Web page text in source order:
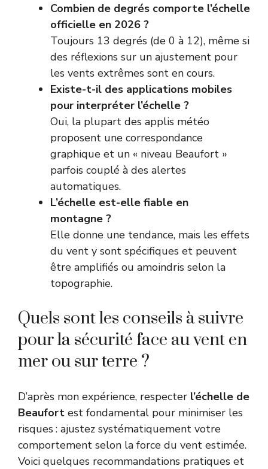
Combien de degrés comporte l’échelle
officielle en 2026 ?
Toujours 13 degrés (de 0 à 12), même si
des réflexions sur un ajustement pour
les vents extrêmes sont en cours.
Existe-t-il des applications mobiles
pour interpréter l’échelle ?
Oui, la plupart des applis météo
proposent une correspondance
graphique et un « niveau Beaufort »
parfois couplé à des alertes
automatiques.
L’échelle est-elle fiable en
montagne ?
Elle donne une tendance, mais les effets
du vent y sont spécifiques et peuvent
être amplifiés ou amoindris selon la
topographie.
Quels sont les conseils à suivre
pour la sécurité face au vent en
mer ou sur terre ?
D’après mon expérience, respecter l’échelle de
Beaufort est fondamental pour minimiser les
risques : ajustez systématiquement votre
comportement selon la force du vent estimée.
Voici quelques recommandations pratiques et